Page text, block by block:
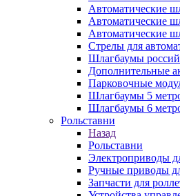
Автоматические
Автоматические
Автоматические
Стрелы для
Шлагбаумы
Дополнительные
Парковочные
Шлагбаумы 5
Шлагбаумы 6
Рольставни
Назад
Рольставни
Электроприводы
Ручные приводы
Запчасти для